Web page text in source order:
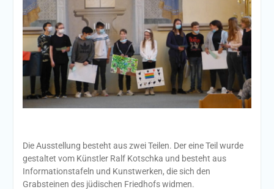
Die Ausstellung besteht aus zwei Teilen. Der eine Teil wurde
gestaltet vom Künstler Ralf Kotschka und besteht aus
Informationstafeln und Kunstwerken, die sich den
Grabsteinen des jüdischen Friedhofs widmen.